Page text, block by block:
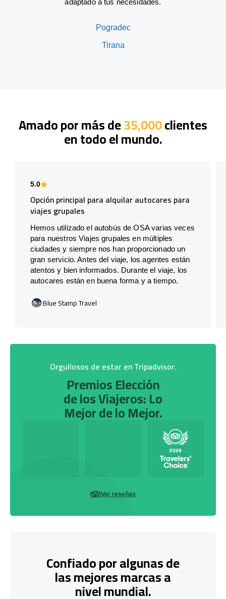
Pogradec
Tirana
Amado por más de35,000clientes
en todo el mundo.
5.0
Opción principal para alquilar autocares para
viajes grupales
Hemos utilizado el autobús de OSA varias veces
para nuestros Viajes grupales en múltiples
ciudades y siempre nos han proporcionado un
gran servicio. Antes del viaje, los agentes están
atentos y bien informados. Durante el viaje, los
autocares están en buena forma y a tiempo.
Blue Stamp Travel
Orgullosos de estar en Tripadvisor.
Premios Elección
de los Viajeros: Lo
Mejor de lo Mejor.
Ver reseñas
Confiado por algunas de
las mejores marcas a
nivel mundial.